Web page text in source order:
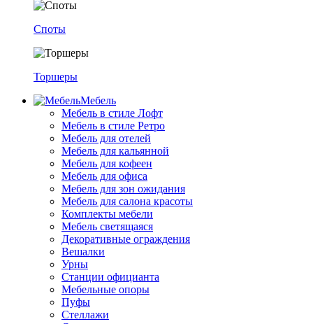
Споты
Торшеры
Мебель
Мебель в стиле Лофт
Мебель в стиле Ретро
Мебель для отелей
Мебель для кальянной
Мебель для кофеен
Мебель для офиса
Мебель для зон ожидания
Мебель для салона красоты
Комплекты мебели
Мебель светящаяся
Декоративные ограждения
Вешалки
Урны
Станции официанта
Мебельные опоры
Пуфы
Стеллажи